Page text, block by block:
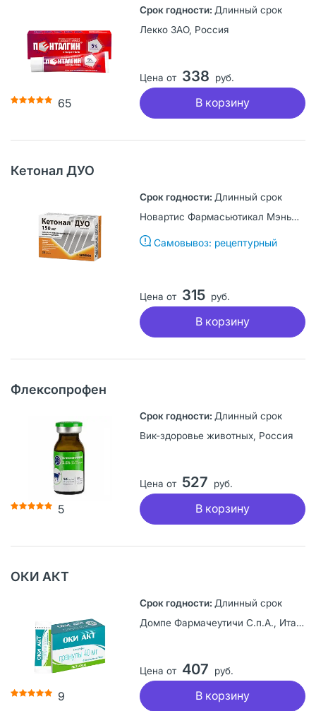
65
Длинный срок
Лекко ЗАО, Россия
Цена от 338 руб.
В корзину
Кетонал ДУО
Длинный срок
Новартис Фармасьютикал Мэньюфекчуринг/Лек д.д., Словения
Самовывоз: рецептурный
Цена от 315 руб.
В корзину
Флексопрофен
5
Длинный срок
Вик-здоровье животных, Россия
Цена от 527 руб.
В корзину
ОКИ АКТ
9
Длинный срок
Домпе Фармачеутичи С.п.А., Италия
Цена от 407 руб.
В корзину